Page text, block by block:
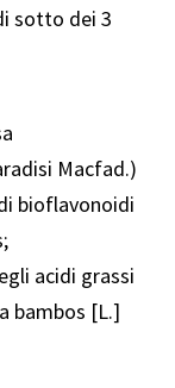
sotto dei 3
Macfad.)
bioflavonoidi
acidi grassi
bambos [L.]